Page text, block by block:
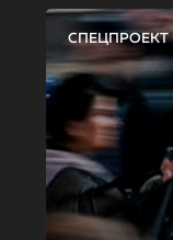
СПЕЦПРОЕКТ